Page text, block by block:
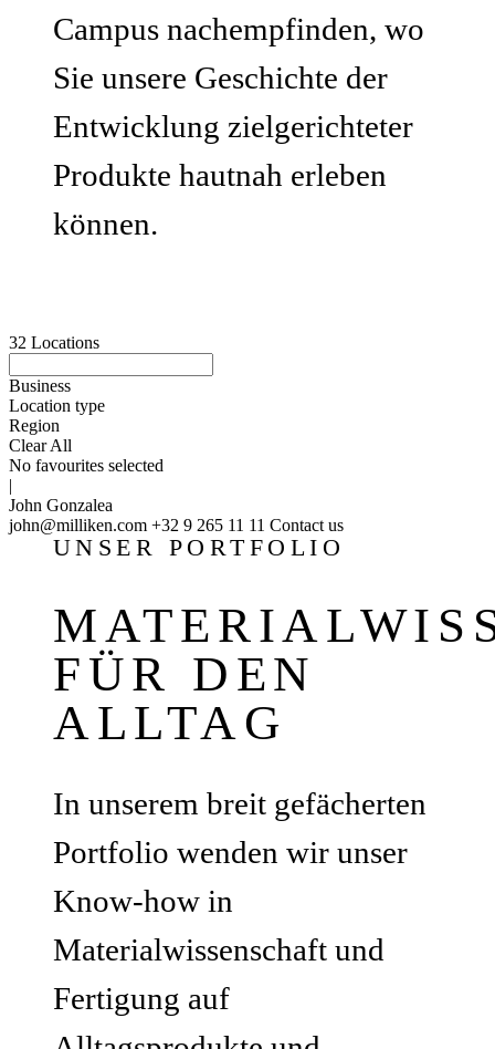
Campus nachempfinden, wo
Sie unsere Geschichte der
Entwicklung zielgerichteter
Produkte hautnah erleben
können.
32 Locations
Business
Location type
Region
Clear All
No favourites selected
|
John Gonzalea
john@milliken.com +32 9 265 11 11 Contact us
UNSER PORTFOLIO
FÜR DEN
ALLTAG
In unserem breit gefächerten
Portfolio wenden wir unser
Know-how in
Materialwissenschaft und
Fertigung auf